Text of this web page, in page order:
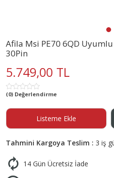
Afila Msi PE70 6QD
30Pin
5.749,00 TL
(0) Değerlendirme
Listeme Ekle
Tahmini Kargoya Teslim : 3 iş
14 Gün Ücretsiz İade